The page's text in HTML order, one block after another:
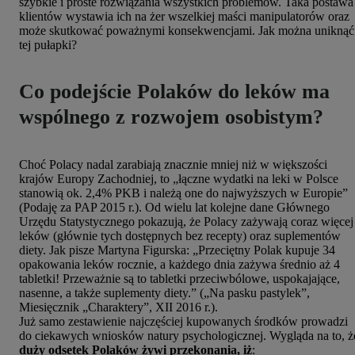
klientów wystawia ich na żer wszelkiej maści manipulatorów oraz
może skutkować poważnymi konsekwencjami. Jak można uniknąć
tej pułapki?
Co podejście Polaków do leków ma
wspólnego z rozwojem osobistym?
Choć Polacy nadal zarabiają znacznie mniej niż w większości
krajów Europy Zachodniej, to „łączne wydatki na leki w Polsce
stanowią ok. 2,4% PKB i należą one do najwyższych w Europie”
(Podaję za PAP 2015 r.). Od wielu lat kolejne dane Głównego
Urzędu Statystycznego pokazują, że Polacy zażywają coraz więcej
leków (głównie tych dostępnych bez recepty) oraz suplementów
diety. Jak pisze Martyna Figurska: „Przeciętny Polak kupuje 34
opakowania leków rocznie, a każdego dnia zażywa średnio aż 4
tabletki! Przeważnie są to tabletki przeciwbólowe, uspokajające,
nasenne, a także suplementy diety.” („Na pasku pastylek”,
Miesięcznik „Charaktery”, XII 2016 r.).
Już samo zestawienie najczęściej kupowanych środków prowadzi
do ciekawych wniosków natury psychologicznej. Wygląda na to,
duży odsetek Polaków żywi przekonania, iż: